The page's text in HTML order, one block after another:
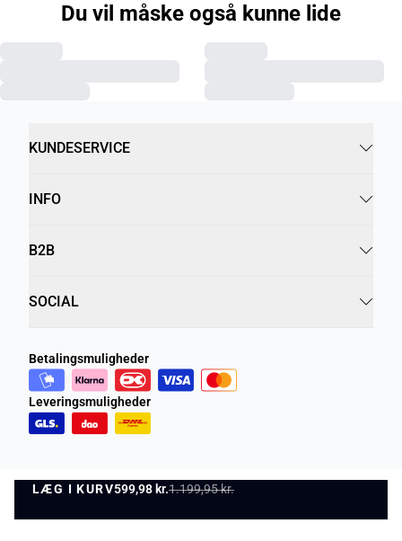
LÆG I KURV599,98 kr.1.199,95 kr.
LÆG I KURV
Du vil måske også kunne lide
KUNDESERVICE
INFO
B2B
SOCIAL
Betalingsmuligheder
Leveringsmuligheder
Privatlivspolitik Vilkår og betingelser